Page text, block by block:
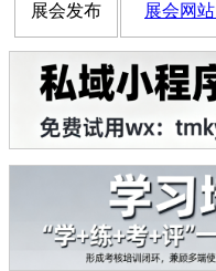
展会发布 展会网